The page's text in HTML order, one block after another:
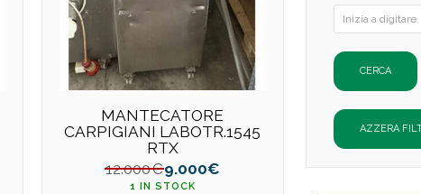
MANTECATORE
CARPIGIANI LABOTR.1545
RTX
12.000€9.000€
1 IN STOCK